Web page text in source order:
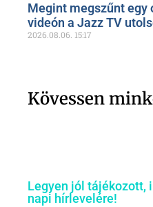
Megint megszűnt egy
videón a Jazz TV
2026.08.06. 15:17
Kövessen
Legyen jól tájékozott,
napi hírlevelére!